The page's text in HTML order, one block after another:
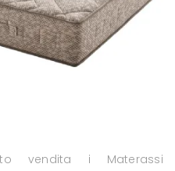
vendita i Materassi